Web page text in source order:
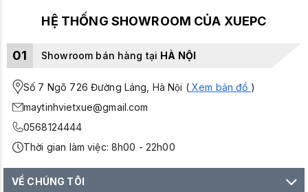
HỆ THỐNG SHOWROOM CỦA XUEPC
01 Showroom bán hàng tại HÀ NỘI
Số 7 Ngõ 726 Đường Láng, Hà Nội (Xem bản đồ )
maytinhvietxue@gmail.com
0568124444
Thời gian làm việc: 8h00 - 22h00
VỀ CHÚNG TÔI